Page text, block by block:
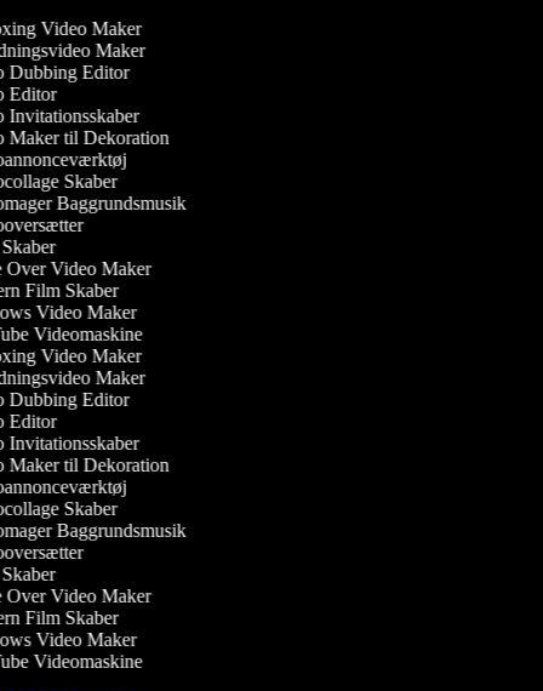
Video Maker
Maker
Editor
til Dekoration
Skaber
Baggrundsmusik
Video Maker
Film Skaber
Video Maker
Videomaskine
Video Maker
Maker
Editor
til Dekoration
Skaber
Baggrundsmusik
Video Maker
Film Skaber
Video Maker
Videomaskine